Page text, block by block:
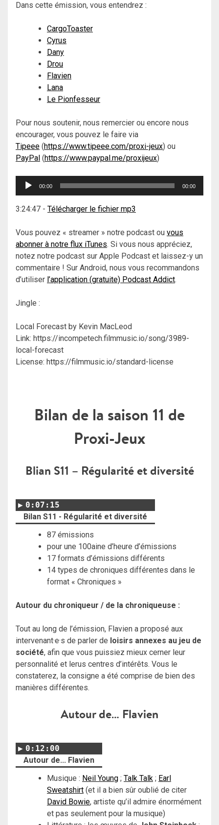
Dans cette émission, vous entendrez :
CargoToaster
Cyrus
Dany
Drou
Flavien
Lana
Le Pionfesseur
Pour nous soutenir, nous remercier ou encore nous
encourager, vous pouvez le faire via
Tipeee (https://www.tipeee.com/proxi-jeux) ou
PayPal (https://www.paypal.me/proxijeux)
Lecteur
00:00 00:00
3:24:47 - Télécharger le fichier mp3
Vous pouvez « streamer » notre podcast ou vous
abonner à notre flux iTunes. Si vous nous appréciez,
notez notre podcast sur Apple Podcast et laissez-y un
commentaire ! Sur Android, nous vous recommandons
d’utiliser l’application (gratuite) Podcast Addict.
Jingle :
Local Forecast by Kevin MacLeod
Link: https://incompetech.filmmusic.io/song/3989-
local-forecast
License: https://filmmusic.io/standard-license
Bilan de la saison 11 de
Proxi-Jeux
Blian S11 – Régularité et diversité
0:07:15
Bilan S11 - Régularité et diversité
87 émissions
pour une 100aine d’heure d’émissions
17 formats d’émissions différents
14 types de chroniques différentes dans le
format « Chroniques »
Autour du chroniqueur / de la chroniqueuse :
Tout au long de l’émission, Flavien a proposé aux
intervenant·e·s de parler de loisirs annexes au jeu de
société, afin que vous puissiez mieux cerner leur
personnalité et lerus centres d’intérêts. Vous le
constaterez, la consigne a été comprise de bien des
manières différentes.
Autour de… Flavien
0:12:00
Autour de... Flavien
Musique : Neil Young ; Talk Talk ; Earl
Sweatshirt (et il a bien sûr oublié de citer
David Bowie, artiste qu’il admire énormément
et pas seulement pour la musique)